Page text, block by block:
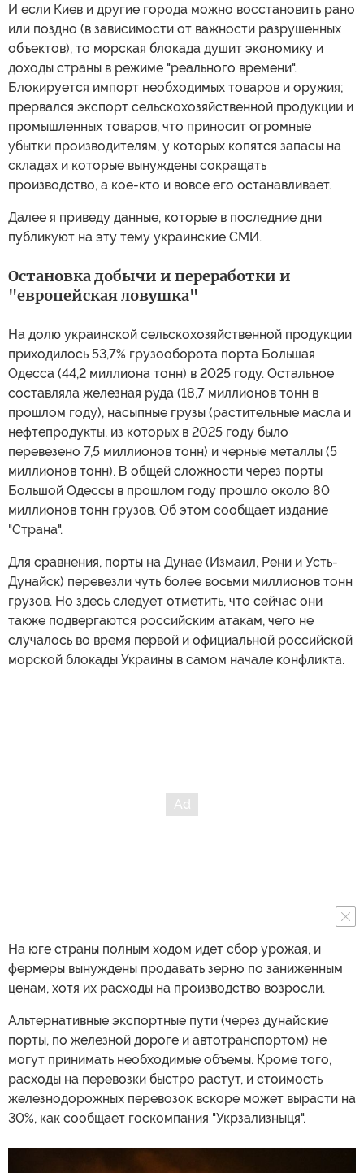
И если Киев и другие города можно восстановить рано
или поздно (в зависимости от важности разрушенных
объектов), то морская блокада душит экономику и
доходы страны в режиме "реального времени".
Блокируется импорт необходимых товаров и оружия;
прервался экспорт сельскохозяйственной продукции и
промышленных товаров, что приносит огромные
убытки производителям, у которых копятся запасы на
складах и которые вынуждены сокращать
производство, а кое-кто и вовсе его останавливает.
Далее я приведу данные, которые в последние дни
публикуют на эту тему украинские СМИ.
Остановка добычи и переработки и
"европейская ловушка"
На долю украинской сельскохозяйственной продукции
приходилось 53,7% грузооборота порта Большая
Одесса (44,2 миллиона тонн) в 2025 году. Остальное
составляла железная руда (18,7 миллионов тонн в
прошлом году), насыпные грузы (растительные масла и
нефтепродукты, из которых в 2025 году было
перевезено 7,5 миллионов тонн) и черные металлы (5
миллионов тонн). В общей сложности через порты
Большой Одессы в прошлом году прошло около 80
миллионов тонн грузов. Об этом сообщает издание
"Страна".
Для сравнения, порты на Дунае (Измаил, Рени и Усть-
Дунайск) перевезли чуть более восьми миллионов тонн
грузов. Но здесь следует отметить, что сейчас они
также подвергаются российским атакам, чего не
случалось во время первой и официальной российской
морской блокады Украины в самом начале конфликта.
На юге страны полным ходом идет сбор урожая, и
фермеры вынуждены продавать зерно по заниженным
ценам, хотя их расходы на производство возросли.
Альтернативные экспортные пути (через дунайские
порты, по железной дороге и автотранспортом) не
могут принимать необходимые объемы. Кроме того,
расходы на перевозки быстро растут, и стоимость
железнодорожных перевозок вскоре может вырасти на
30%, как сообщает госкомпания "Укрзализныця".